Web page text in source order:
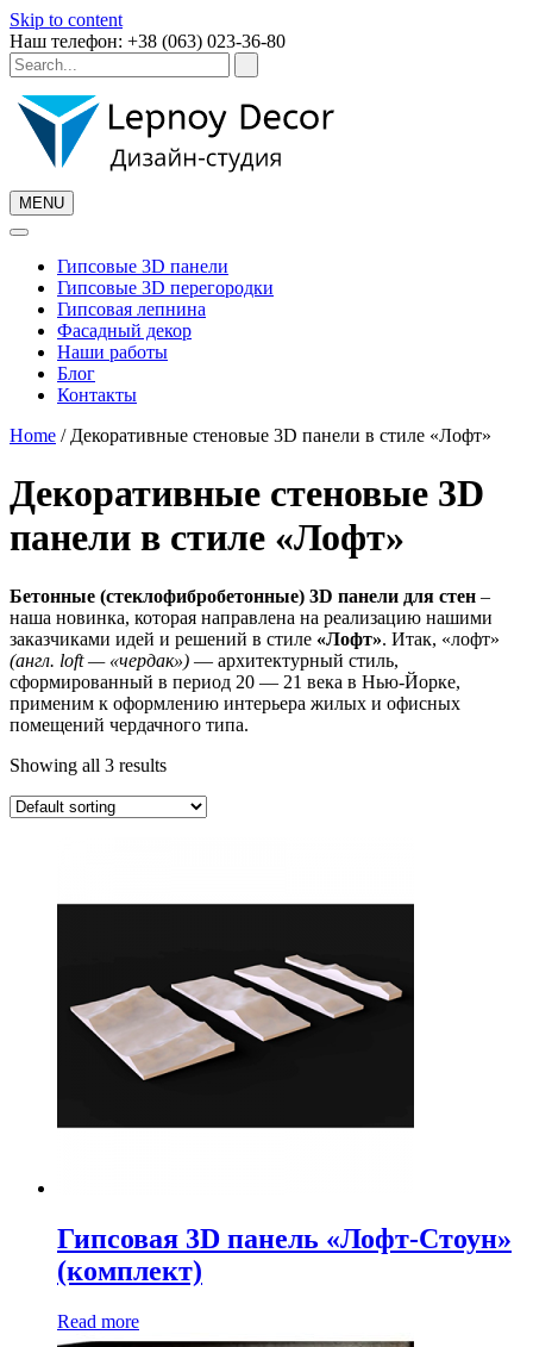
Skip to content
Наш телефон: +38 (063) 023-36-80
MENU
Гипсовые 3D панели
Гипсовые 3D перегородки
Гипсовая лепнина
Фасадный декор
Наши работы
Блог
Контакты
Home / Декоративные стеновые 3D панели в стиле «Лофт»
Декоративные стеновые 3D
панели в стиле «Лофт»
Бетонные (стеклофибробетонные) 3D панели для стен –
наша новинка, которая направлена на реализацию нашими
заказчиками идей и решений в стиле «Лофт». Итак, «лофт»
(англ. loft — «чердак») — архитектурный стиль,
сформированный в период 20 — 21 века в Нью-Йорке,
применим к оформлению интерьера жилых и офисных
помещений чердачного типа.
Showing all 3 results
Гипсовая 3D панель «Лофт-Стоун»
(комплект)
Read more